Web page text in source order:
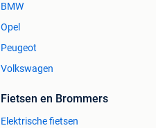
BMW
Opel
Peugeot
Volkswagen
Fietsen en Brommers
Elektrische fietsen